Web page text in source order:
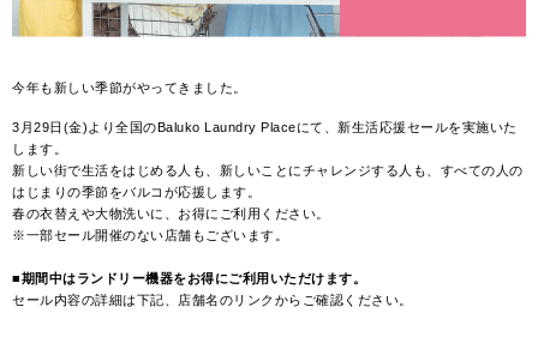
今年も新しい季節がやってきました。
3月29日(金)より全国のBaluko Laundry Placeにて、新生活応援セールを実施いた
します。
新しい街で生活をはじめる人も、新しいことにチャレンジする人も、すべての人の
はじまりの季節をバルコが応援します。
春の衣替えや大物洗いに、お得にご利用ください。
※一部セール開催のない店舗もございます。
■期間中はランドリー機器をお得にご利用いただけます。​
セール内容の詳細は下記、店舗名のリンクからご確認ください。